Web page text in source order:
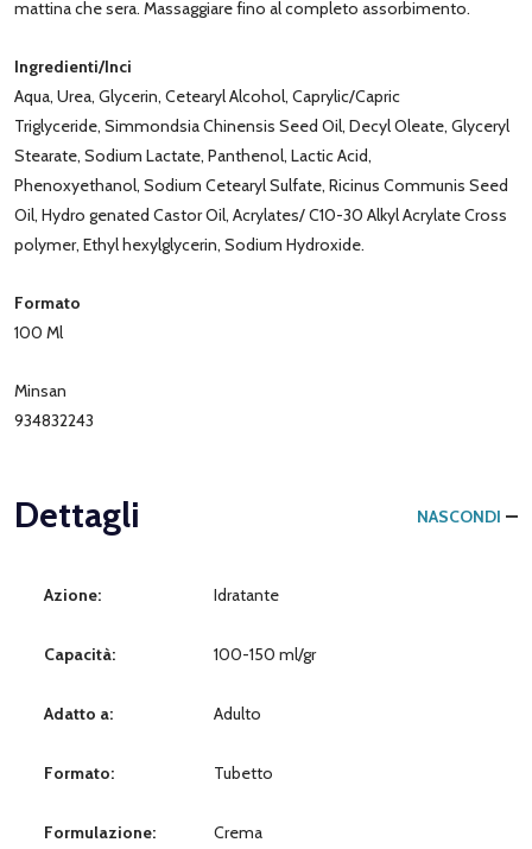
mattina che sera. Massaggiare fino al completo assorbimento.
Ingredienti/Inci
Aqua, Urea, Glycerin, Cetearyl Alcohol, Caprylic/Capric
Triglyceride, Simmondsia Chinensis Seed Oil, Decyl Oleate, Glyceryl
Stearate, Sodium Lactate, Panthenol, Lactic Acid,
Phenoxyethanol, Sodium Cetearyl Sulfate, Ricinus Communis Seed
Oil, Hydro genated Castor Oil, Acrylates/ C10-30 Alkyl Acrylate Cross
polymer, Ethyl hexylglycerin, Sodium Hydroxide.
Formato
100 Ml
Minsan
934832243
Dettagli NASCONDI
Azione: Idratante
Capacità: 100-150 ml/gr
Adatto a: Adulto
Formato: Tubetto
Formulazione: Crema